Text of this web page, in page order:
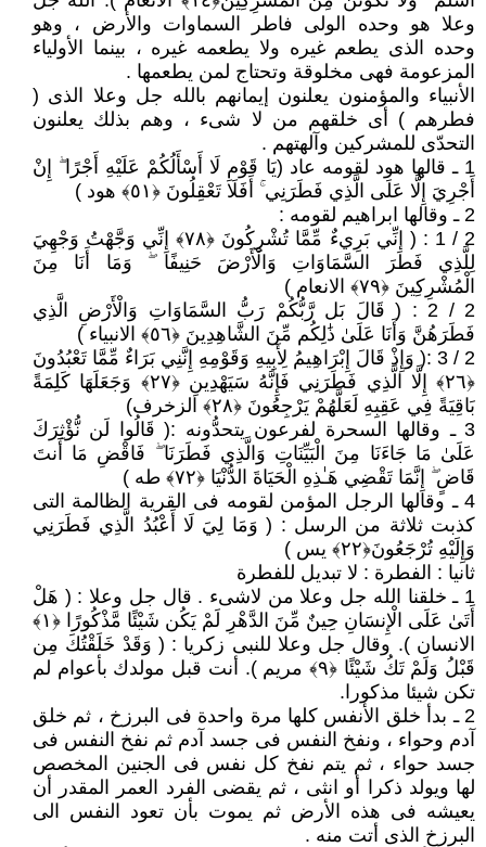
وعلا هو وحده الولى فاطر السماوات والأرض ، وهو
وحده الذى يطعم غيره ولا يطعمه غيره ، بينما الأولياء
المزعومة فهى مخلوقة وتحتاج لمن يطعمها .
الأنبياء والمؤمنون يعلنون إيمانهم بالله جل وعلا الذى (
فطرهم ) أى خلقهم من لا شىء ، وهم بذلك يعلنون
التحدّى للمشركين وآلهتهم .
1 ـ قالها هود لقومه عاد (يَا قَوْمِ لَا أَسْأَلُكُمْ عَلَيْهِ أَجْرًا ۖ إِنْ
أَجْرِيَ إِلَّا عَلَى الَّذِي فَطَرَنِي ۚ أَفَلَا تَعْقِلُونَ ﴿٥١﴾ هود )
2 ـ وقالها ابراهيم لقومه :
2 / 1 : ( إنِّي بَرِيءٌ مِّمَّا تُشْرِكُونَ ﴿٧٨﴾ إِنِّي وَجَّهْتُ وَجْهِيَ
لِلَّذِي فَطَرَ السَّمَاوَاتِ وَالْأَرْضَ حَنِيفًا ۖ وَمَا أَنَا مِنَ
الْمُشْرِكِينَ ﴿٧٩﴾ الانعام )
2 / 2 : ( قَالَ بَل رَّبُّكُمْ رَبُّ السَّمَاوَاتِ وَالْأَرْضِ الَّذِي
فَطَرَهُنَّ وَأَنَا عَلَىٰ ذَٰلِكُم مِّنَ الشَّاهِدِينَ ﴿٥٦﴾ الانبياء )
2 / 3 :( وَإِذْ قَالَ إِبْرَاهِيمُ لِأَبِيهِ وَقَوْمِهِ إِنَّنِي بَرَاءٌ مِّمَّا تَعْبُدُونَ
﴿٢٦﴾ إِلَّا الَّذِي فَطَرَنِي فَإِنَّهُ سَيَهْدِينِ ﴿٢٧﴾ وَجَعَلَهَا كَلِمَةً
بَاقِيَةً فِي عَقِبِهِ لَعَلَّهُمْ يَرْجِعُونَ ﴿٢٨﴾ الزخرف)
3 ـ وقالها السحرة لفرعون يتحدُّونه :( قَالُوا لَن نُّؤْثِرَكَ
عَلَىٰ مَا جَاءَنَا مِنَ الْبَيِّنَاتِ وَالَّذِي فَطَرَنَا ۖ فَاقْضِ مَا أَنتَ
قَاضٍ ۖ إِنَّمَا تَقْضِي هَـٰذِهِ الْحَيَاةَ الدُّنْيَا ﴿٧٢﴾ طه )
4 ـ وقالها الرجل المؤمن لقومه فى القرية الظالمة التى
كذبت ثلاثة من الرسل : ( وَمَا لِيَ لَا أَعْبُدُ الَّذِي فَطَرَنِي
وَإِلَيْهِ تُرْجَعُونَ﴿٢٢﴾ يس )
ثانيا : الفطرة : لا تبديل للفطرة
1 ـ خلقنا الله جل وعلا من لاشىء . قال جل وعلا : ( هَلْ
أَتَىٰ عَلَى الْإِنسَانِ حِينٌ مِّنَ الدَّهْرِ لَمْ يَكُن شَيْئًا مَّذْكُورًا ﴿١﴾
الانسان ). وقال جل وعلا للنبى زكريا : ( وَقَدْ خَلَقْتُكَ مِن
قَبْلُ وَلَمْ تَكُ شَيْئًا ﴿٩﴾ مريم ). أنت قبل مولدك بأعوام لم
تكن شيئا مذكورا.
2 ـ بدأ خلق الأنفس كلها مرة واحدة فى البرزخ ، ثم خلق
آدم وحواء ، ونفخ النفس فى جسد آدم ثم نفخ النفس فى
جسد حواء ، ثم يتم نفخ كل نفس فى الجنين المخصص
لها ويولد ذكرا أو انثى ، ثم يقضى الفرد العمر المقدر أن
يعيشه فى هذه الأرض ثم يموت بأن تعود النفس الى
البرزخ الذى أتت منه .